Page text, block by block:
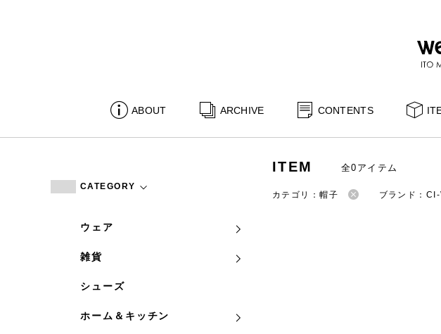
ABOUT ARCHIVE CONTENTS
CATEGORY
ウェア
雑貨
シューズ
ホーム＆キッチン
ITEM 全0アイテム
カテゴリ：帽子 ブランド：